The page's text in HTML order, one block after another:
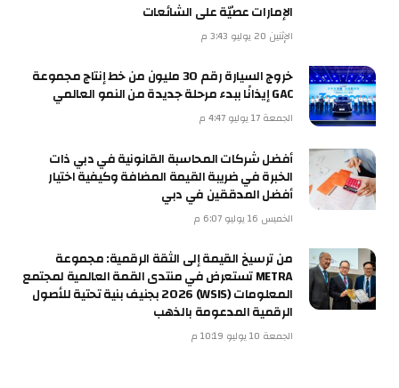
الإمارات عصيّة على الشائعات
الإثنين 20 يوليو 3:43 م
خروج السيارة رقم 30 مليون من خط إنتاج مجموعة
GAC إيذانًا ببدء مرحلة جديدة من النمو العالمي
الجمعة 17 يوليو 4:47 م
أفضل شركات المحاسبة القانونية في دبي ذات
الخبرة في ضريبة القيمة المضافة وكيفية اختيار
أفضل المدققين في دبي
الخميس 16 يوليو 6:07 م
من ترسيخ القيمة إلى الثقة الرقمية: مجموعة
METRA تستعرض في منتدى القمة العالمية لمجتمع
المعلومات (WSIS) 2026 بجنيف بنية تحتية للأصول
الرقمية المدعومة بالذهب
الجمعة 10 يوليو 10:19 م